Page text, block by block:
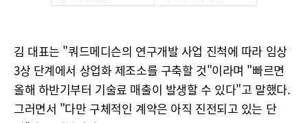
김 대표는 "쿼드메디슨의 연구개발 사업 진척에 따라 임상
3상 단계에서 상업화 제조소를 구축할 것"이라며 "빠르면
올해 하반기부터 기술료 매출이 발생할 수 있다"고 말했다.
그러면서 "다만 구체적인 계약은 아직 진전되고 있는 단